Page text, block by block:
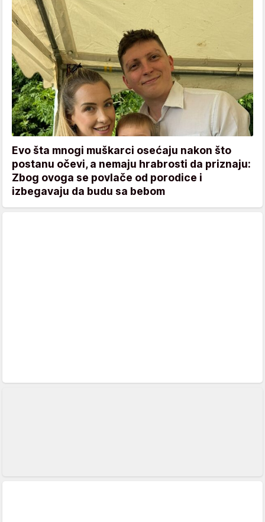
Evo šta mnogi muškarci osećaju nakon što
postanu očevi, a nemaju hrabrosti da priznaju:
Zbog ovoga se povlače od porodice i
izbegavaju da budu sa bebom